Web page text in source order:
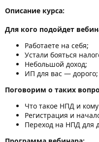
Описание курса:
Для кого подойдет
Работаете на себя;
Устали бояться
Небольшой доход;
ИП для вас — дорого;
Поговорим о таких
Что такое НПД и
Регистрация и
Переход на НПД для